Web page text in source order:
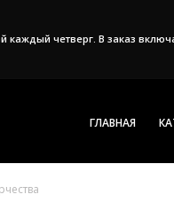
каждый четверг. В заказ
ГЛАВНАЯ